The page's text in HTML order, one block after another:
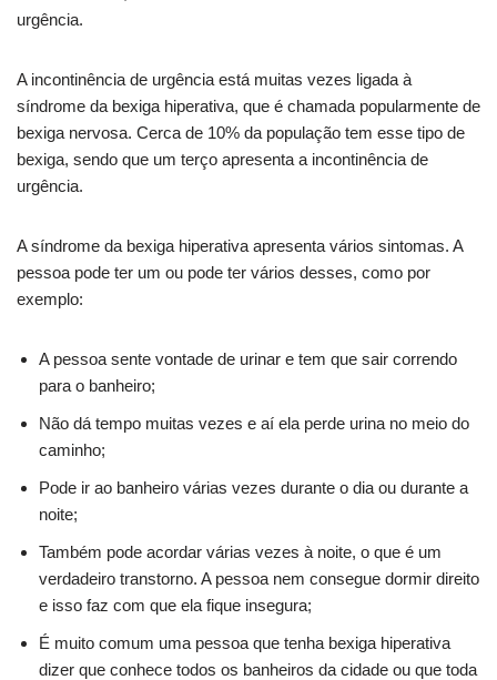
urgência.
A incontinência de urgência está muitas vezes ligada à
síndrome da bexiga hiperativa, que é chamada popularmente de
bexiga nervosa. Cerca de 10% da população tem esse tipo de
bexiga, sendo que um terço apresenta a incontinência de
urgência.
A síndrome da bexiga hiperativa apresenta vários sintomas. A
pessoa pode ter um ou pode ter vários desses, como por
exemplo:
A pessoa sente vontade de urinar e tem que sair correndo
para o banheiro;
Não dá tempo muitas vezes e aí ela perde urina no meio do
caminho;
Pode ir ao banheiro várias vezes durante o dia ou durante a
noite;
Também pode acordar várias vezes à noite, o que é um
verdadeiro transtorno. A pessoa nem consegue dormir direito
e isso faz com que ela fique insegura;
É muito comum uma pessoa que tenha bexiga hiperativa
dizer que conhece todos os banheiros da cidade ou que toda